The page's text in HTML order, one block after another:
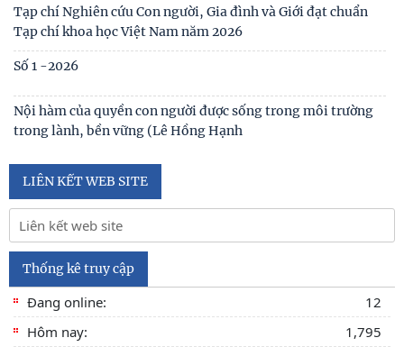
Thể lệ gửi bài đăng
Tạp chí Nghiên cứu Con người, Gia đình và Giới đạt chuẩn
Số 1 -2026
Nội hàm của quyền con người được sống trong môi trường
trong lành, bền vững (Lê Hồng Hạnh
LIÊN KẾT WEB SITE
Thống kê truy cập
Đang online:
12
Hôm nay:
1,795